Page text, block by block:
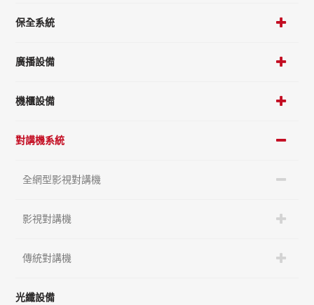
保全系統
廣播設備
機櫃設備
對講機系統
全網型影視對講機
影視對講機
傳統對講機
光纖設備